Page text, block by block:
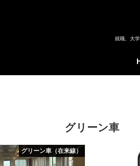
就職、大
グリーン車
グリーン車（在来線）